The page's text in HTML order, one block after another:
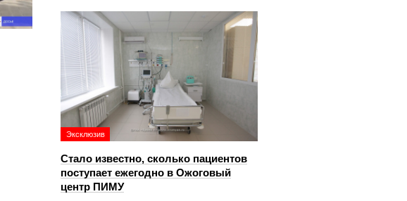
Эксклюзив
Стало известно, сколько пациентов
поступает ежегодно в Ожоговый
центр ПИМУ